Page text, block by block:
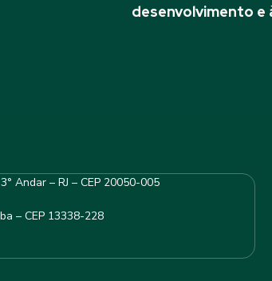
desenvolvimento
Andar – RJ – CEP 20050-005
– CEP 13338-228